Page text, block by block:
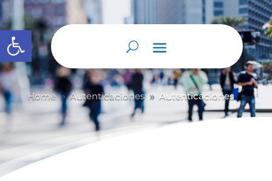
Abrir barra de herramientas
Home 9 Autenticaciones 9 Autenticaciones